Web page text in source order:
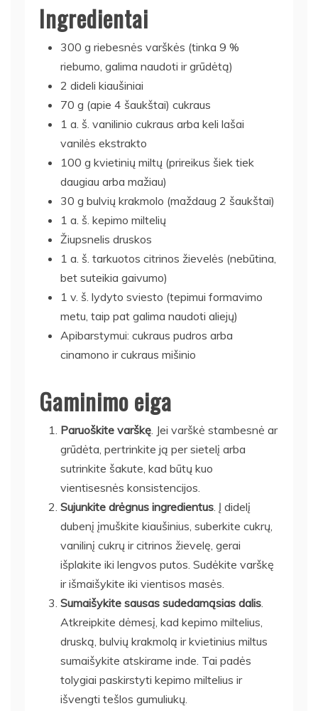
Ingredientai
300 g riebesnės varškės (tinka 9 %
riebumo, galima naudoti ir grūdėtą)
2 dideli kiaušiniai
70 g (apie 4 šaukštai) cukraus
1 a. š. vanilinio cukraus arba keli lašai
vanilės ekstrakto
100 g kvietinių miltų (prireikus šiek tiek
daugiau arba mažiau)
30 g bulvių krakmolo (maždaug 2 šaukštai)
1 a. š. kepimo miltelių
Žiupsnelis druskos
1 a. š. tarkuotos citrinos žievelės (nebūtina,
bet suteikia gaivumo)
1 v. š. lydyto sviesto (tepimui formavimo
metu, taip pat galima naudoti aliejų)
Apibarstymui: cukraus pudros arba
cinamono ir cukraus mišinio
Gaminimo eiga
Paruoškite varškę . Jei varškė stambesnė ar
grūdėta, pertrinkite ją per sietelį arba
sutrinkite šakute, kad būtų kuo
vientisesnės konsistencijos.
Sujunkite drėgnus ingredientus . Į didelį
dubenį įmuškite kiaušinius, suberkite cukrų,
vanilinį cukrų ir citrinos žievelę, gerai
išplakite iki lengvos putos. Sudėkite varškę
ir išmaišykite iki vientisos masės.
Sumaišykite sausas sudedamąsias dalis
Atkreipkite dėmesį, kad kepimo miltelius,
druską, bulvių krakmolą ir kvietinius miltus
sumaišykite atskirame inde. Tai padės
tolygiai paskirstyti kepimo miltelius ir
išvengti tešlos gumuliukų.